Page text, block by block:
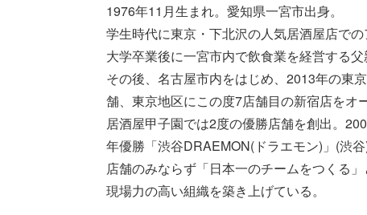
1976年11月生まれ。愛知県一宮市出身。
学生時代に東京・下北沢の人気居酒屋店で
大学卒業後に一宮市内で飲食業を経営する父
その後、名古屋市内をはじめ、2013年の東
舗、東京地区にこの度7店舗目の新宿店をオ
居酒屋甲子園では2度の優勝店舗を創出。
年優勝「渋谷DRAEMON(ドラエモン)」(渋
店舗のみならず「日本一のチームをつくる
現場力の高い組織を築き上げている。